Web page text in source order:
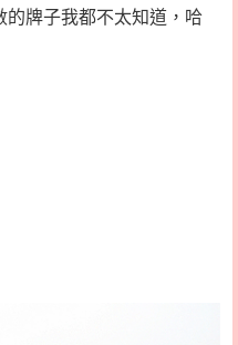
牌子我都不太知道，哈